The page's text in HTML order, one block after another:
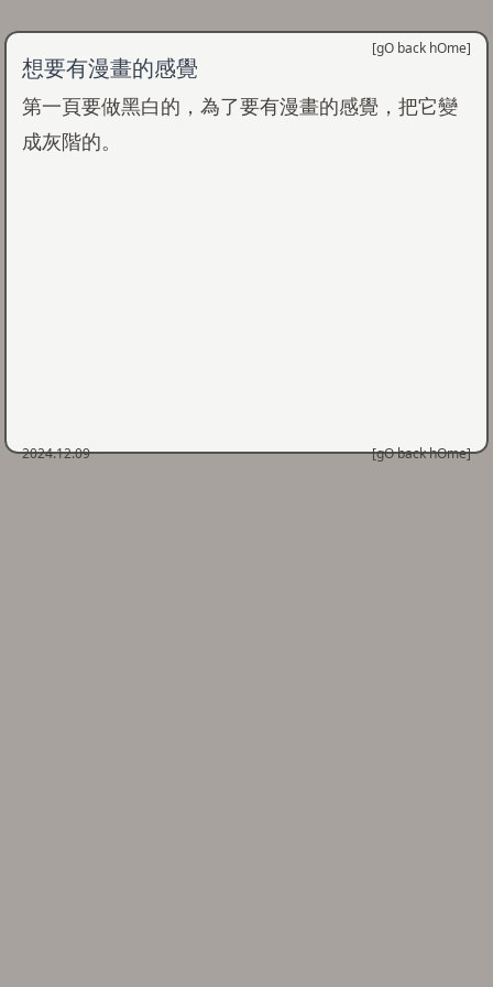
想要有漫畫的感覺
[gO back hOme]
[gO back hOme]
2024.12.09
第一頁要做黑白的，為了要有漫畫的感覺，把它變
成灰階的。